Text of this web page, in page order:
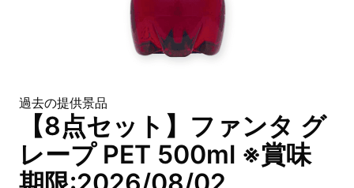
過去の提供景品
【8点セット】ファンタ グ
レープ PET 500ml ※賞味